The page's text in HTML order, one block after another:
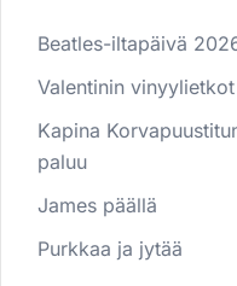
Beatles-iltapäivä
Valentinin vinyylietkot
Kapina
paluu
James päällä
Purkkaa ja jytää